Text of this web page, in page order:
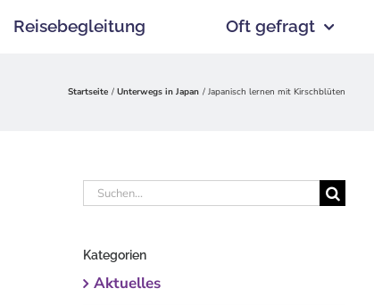
Reisebegleitung Oft gefragt
Startseite Unterwegs in Japan Japanisch lernen mit Kirschblüten
Suche
Kategorien
Aktuelles